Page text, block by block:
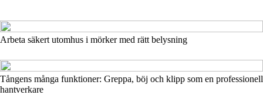
Arbeta säkert utomhus i mörker med rätt belysning
Tångens många funktioner: Greppa, böj och klipp som en professionell
hantverkare